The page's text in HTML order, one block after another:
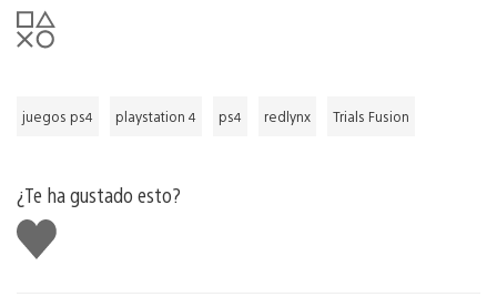
juegos ps4 playstation 4 ps4 redlynx Trials Fusion
¿Te ha gustado esto?
Me
gusta